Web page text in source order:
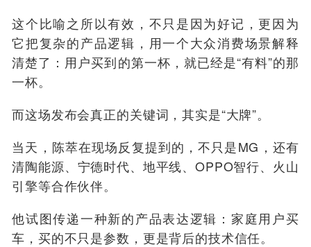
这个比喻之所以有效，不只是因为好记，更因为
它把复杂的产品逻辑，用一个大众消费场景解释
清楚了：用户买到的第一杯，就已经是“有料”的那
一杯。
而这场发布会真正的关键词，其实是“大牌”。
当天，陈萃在现场反复提到的，不只是MG，还有
清陶能源、宁德时代、地平线、OPPO智行、火山
引擎等合作伙伴。
他试图传递一种新的产品表达逻辑：家庭用户买
车，买的不只是参数，更是背后的技术信任。